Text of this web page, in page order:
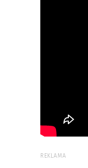
REKLAMA